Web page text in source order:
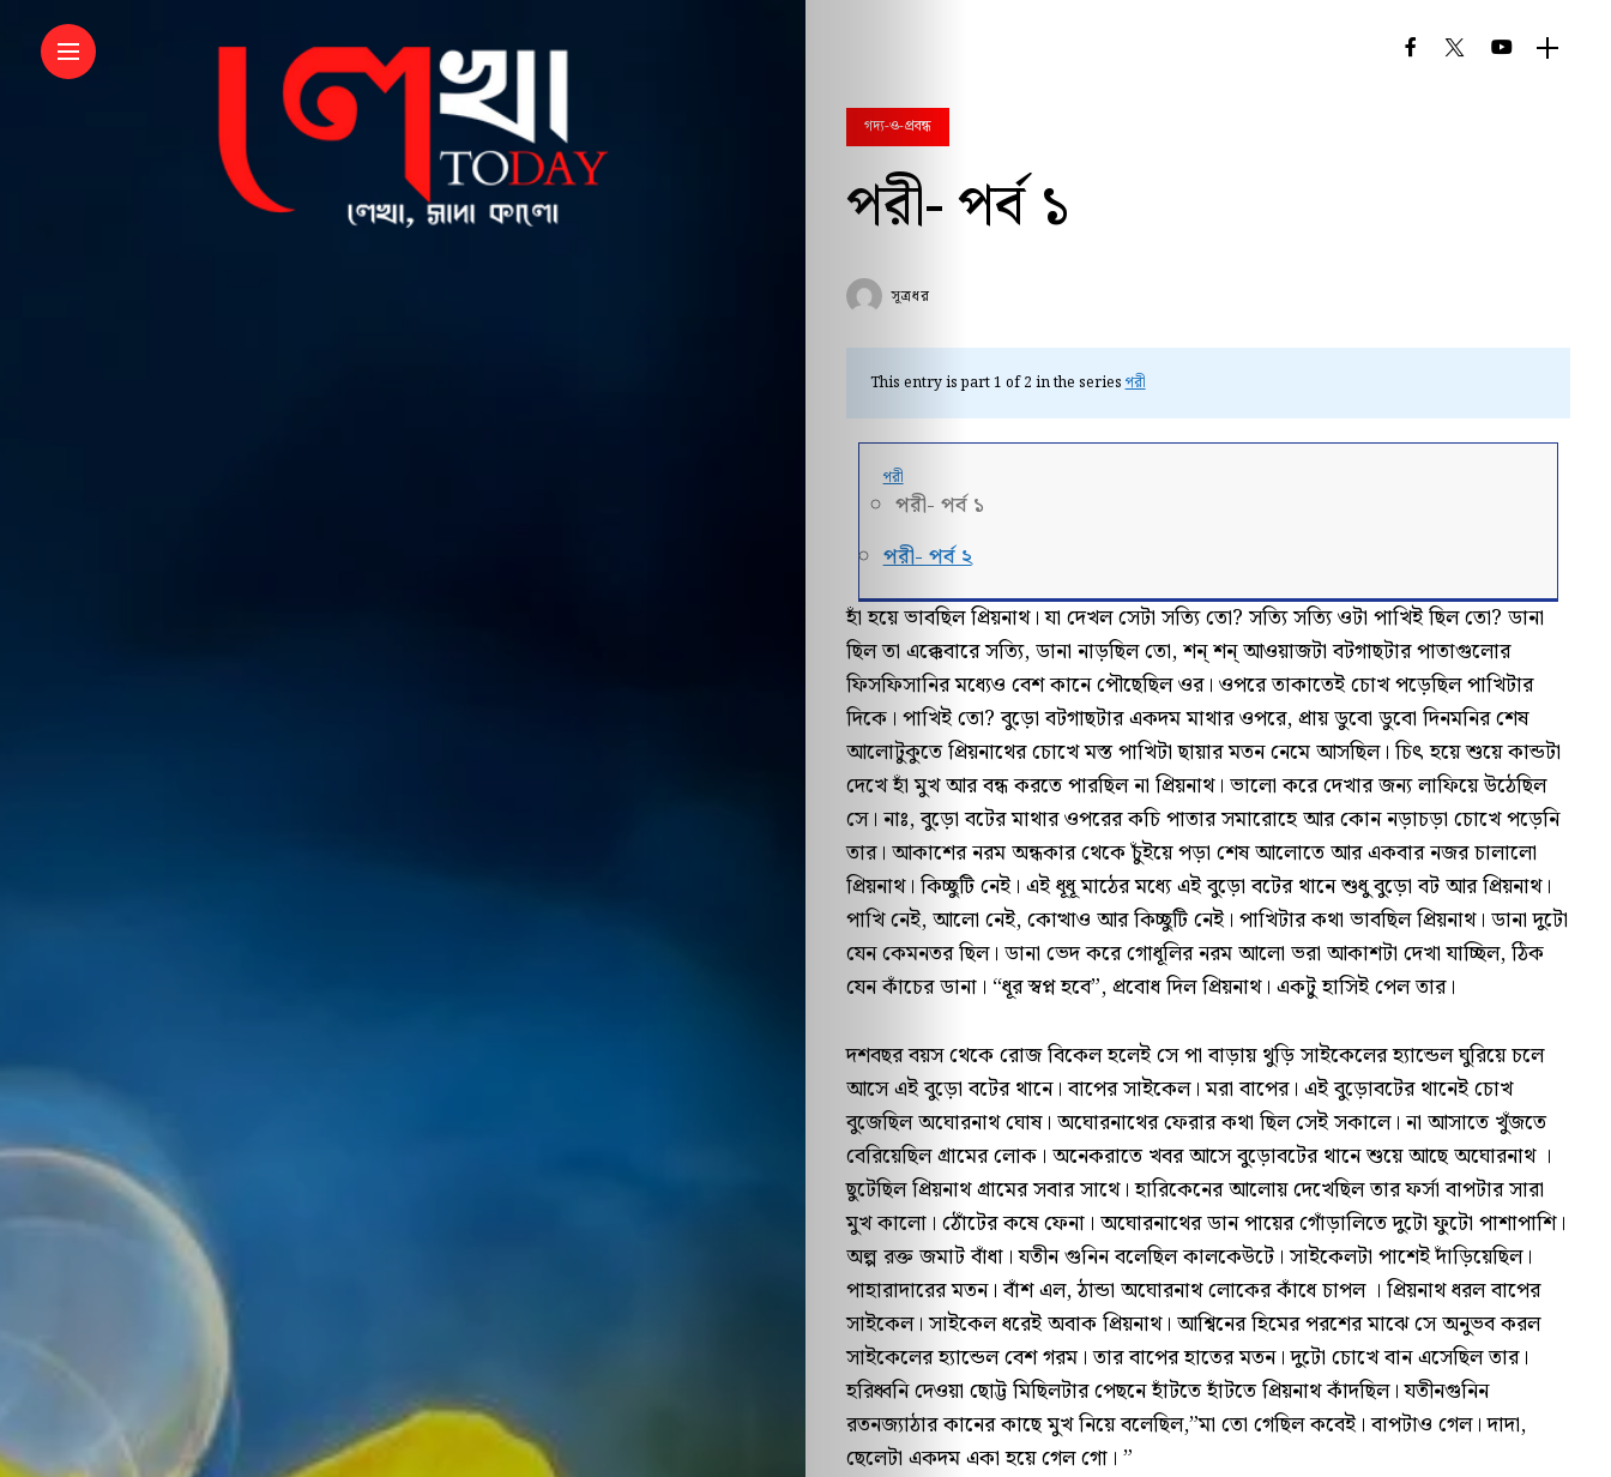
গদ্য-ও-প্রবন্ধ
পরী- পর্ব ১
সূত্রধর
This entry is part 1 of 2 in the seriesপরী
পরী
পরী- পর্ব ১
পরী- পর্ব ২
হাঁ হয়ে ভাবছিল প্রিয়নাথ। যা দেখল সেটা সত্যি তো? সত্যি সত্যি ওটা পাখিই ছিল তো? ডানা
ছিল তা এক্কেবারে সত্যি, ডানা নাড়ছিল তো, শন্ শন্ আওয়াজটা বটগাছটার পাতাগুলোর
ফিসফিসানির মধ্যেও বেশ কানে পৌছেছিল ওর। ওপরে তাকাতেই চোখ পড়েছিল পাখিটার
দিকে। পাখিই তো? বুড়ো বটগাছটার একদম মাথার ওপরে, প্রায় ডুবো ডুবো দিনমনির শেষ
আলোটুকুতে প্রিয়নাথের চোখে মস্ত পাখিটা ছায়ার মতন নেমে আসছিল। চিৎ হয়ে শুয়ে কান্ডটা
দেখে হাঁ মুখ আর বন্ধ করতে পারছিল না প্রিয়নাথ। ভালো করে দেখার জন্য লাফিয়ে উঠেছিল
সে। নাঃ, বুড়ো বটের মাথার ওপরের কচি পাতার সমারোহে আর কোন নড়াচড়া চোখে পড়েনি
তার। আকাশের নরম অন্ধকার থেকে চুঁইয়ে পড়া শেষ আলোতে আর একবার নজর চালালো
প্রিয়নাথ। কিচ্ছুটি নেই। এই ধূধূ মাঠের মধ্যে এই বুড়ো বটের থানে শুধু বুড়ো বট আর প্রিয়নাথ।
পাখি নেই, আলো নেই, কোত্থাও আর কিচ্ছুটি নেই। পাখিটার কথা ভাবছিল প্রিয়নাথ। ডানা দুটো
যেন কেমনতর ছিল। ডানা ভেদ করে গোধূলির নরম আলো ভরা আকাশটা দেখা যাচ্ছিল, ঠিক
যেন কাঁচের ডানা। “ধূর স্বপ্ন হবে”, প্রবোধ দিল প্রিয়নাথ। একটু হাসিই পেল তার।
দশবছর বয়স থেকে রোজ বিকেল হলেই সে পা বাড়ায় থুড়ি সাইকেলের হ্যান্ডেল ঘুরিয়ে চলে
আসে এই বুড়ো বটের থানে। বাপের সাইকেল। মরা বাপের। এই বুড়োবটের থানেই চোখ
বুজেছিল অঘোরনাথ ঘোষ। অঘোরনাথের ফেরার কথা ছিল সেই সকালে। না আসাতে খুঁজতে
বেরিয়েছিল গ্রামের লোক। অনেকরাতে খবর আসে বুড়োবটের থানে শুয়ে আছে অঘোরনাথ ।
ছুটেছিল প্রিয়নাথ গ্রামের সবার সাথে। হারিকেনের আলোয় দেখেছিল তার ফর্সা বাপটার সারা
মুখ কালো। ঠোঁটের কষে ফেনা। অঘোরনাথের ডান পায়ের গোঁড়ালিতে দুটো ফুটো পাশাপাশি।
অল্প রক্ত জমাট বাঁধা। যতীন গুনিন বলেছিল কালকেউটে। সাইকেলটা পাশেই দাঁড়িয়েছিল।
পাহারাদারের মতন। বাঁশ এল, ঠান্ডা অঘোরনাথ লোকের কাঁধে চাপল । প্রিয়নাথ ধরল বাপের
সাইকেল। সাইকেল ধরেই অবাক প্রিয়নাথ। আশ্বিনের হিমের পরশের মাঝে সে অনুভব করল
সাইকেলের হ্যান্ডেল বেশ গরম। তার বাপের হাতের মতন। দুটো চোখে বান এসেছিল তার।
হরিধ্বনি দেওয়া ছোট্ট মিছিলটার পেছনে হাঁটতে হাঁটতে প্রিয়নাথ কাঁদছিল। যতীনগুনিন
রতনজ্যাঠার কানের কাছে মুখ নিয়ে বলেছিল,”মা তো গেছিল কবেই। বাপটাও গেল। দাদা,
ছেলেটা একদম একা হয়ে গেল গো। ”